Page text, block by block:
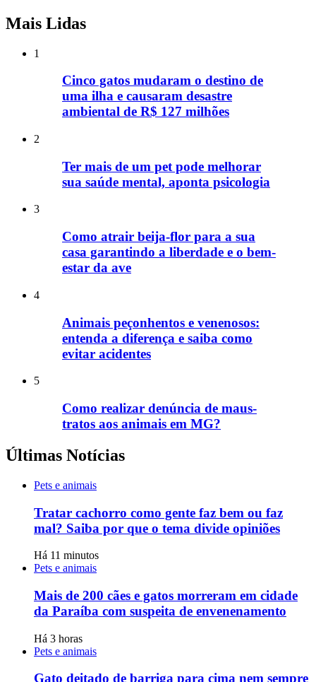
Mais Lidas
1
Cinco gatos mudaram o destino de
uma ilha e causaram desastre
ambiental de R$ 127 milhões
2
Ter mais de um pet pode melhorar
sua saúde mental, aponta psicologia
3
Como atrair beija-flor para a sua
casa garantindo a liberdade e o bem-
estar da ave
4
Animais peçonhentos e venenosos:
entenda a diferença e saiba como
evitar acidentes
5
Como realizar denúncia de maus-
tratos aos animais em MG?
Últimas Notícias
Pets e animais
Tratar cachorro como gente faz bem ou faz
mal? Saiba por que o tema divide opiniões
Há 11 minutos
Pets e animais
Mais de 200 cães e gatos morreram em cidade
da Paraíba com suspeita de envenenamento
Há 3 horas
Pets e animais
Gato deitado de barriga para cima nem sempre